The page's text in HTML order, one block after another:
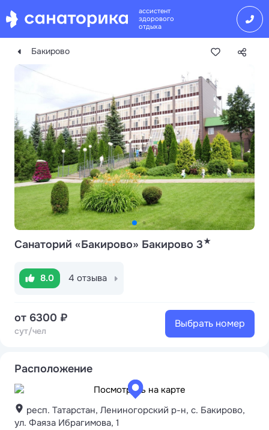
ассистент
здорового
отдыха
Бакирово
Санаторий «Бакирово» Бакирово 3★
Расположение
респ. Татарстан, Лениногорский р-н, с. Бакирово,
ул. Фаяза Ибрагимова, 1
8.0 4 отзыва
от 6300 ₽
сут/чел
Выбрать номер